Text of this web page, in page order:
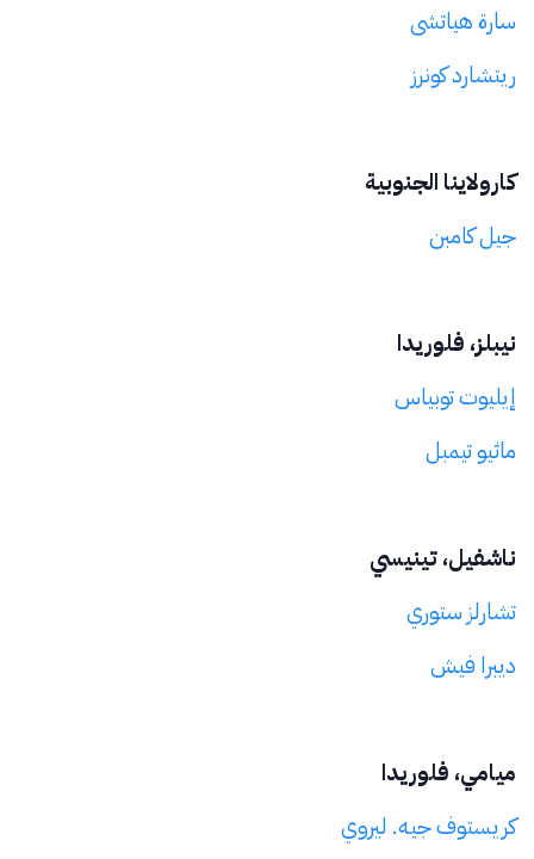
سارة هياتشى
ريتشارد كونرز
كارولاينا الجنوبية
جيل كامبن
نيبلز، فلوريدا
إيليوت توبياس
ماثيو تيمبل
ناشفيل، تينيسي
تشارلز ستوري
ديبرا فيش
ميامي، فلوريدا
كريستوف جيه. ليروي